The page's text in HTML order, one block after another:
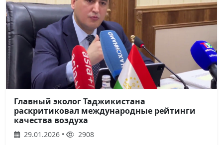
Главный эколог Таджикистана
раскритиковал международные рейтинги
качества воздуха
29.01.2026 • 2908